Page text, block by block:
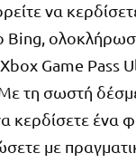
να
Bing,
Game Pass
τη σωστή
κερδίσετε ένα
με